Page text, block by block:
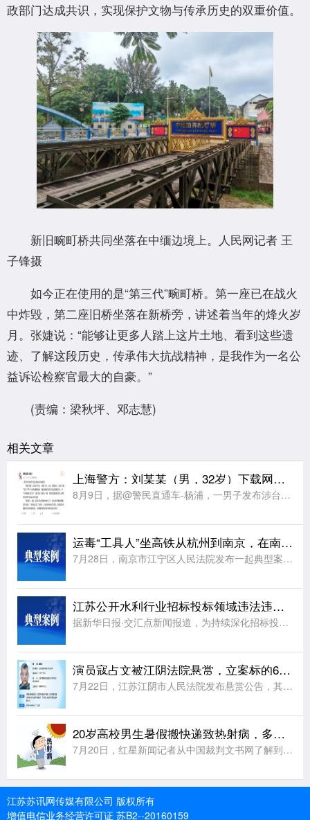
政部门达成共识，实现保护文物与传承历史的双重价值。
新旧畹町桥共同坐落在中缅边境上。人民网记者 王
子锋摄
如今正在使用的是“第三代”畹町桥。第一座已在战火
中炸毁，第二座旧桥坐落在新桥旁，讲述着当年的烽火岁
月。张婕说：“能够让更多人踏上这片土地、看到这些遗
迹、了解这段历史，传承伟大抗战精神，是我作为一名公
益诉讼检察官最大的自豪。”
(责编：梁秋坪、邓志慧)
相关文章
上海警方：刘某某（男，32岁）下载网上7月18日的暴雨视频，造谣称“今日杨浦区又发大水”，因虚构事实扰乱公共秩序被行拘
8月9日，据@警民直通车-杨浦，一男子发布涉台风不实信息被处以行政拘留。经警方调查，2026年8月9日，刘某某(男，32岁)为博取关注，从网上下载了他人于7月18日发布的暴雨视频，经重新编辑后发布在自
运毒“工具人”坐高铁从杭州到南京，在南京地铁出口处花坛中“埋毒包”，“无接触式贩毒”被判刑！
7月28日，南京市江宁区人民法院发布一起典型案例：一名男子接受上家指令，坐高铁将含有毒品成分的电子烟弹从杭州运至南京，并藏匿在地铁花神庙站一号出口旁的花坛处。监控录像拍下了他埋藏“毒包”的全过程。监控
江苏公开水利行业招标投标领域违法违规典型案例
据新华日报·交汇点新闻报道，为持续深化招标投标领域突出问题专项整治，严厉打击各类违法违规行为，强化执法震慑、做实以案释法警示教育，切实维护公开、公平、公正和诚实信用的市场交易秩序，持续优化公共资源交易
演员寇占文被江阴法院悬赏，立案标的6945937.07元，曾出演《春光灿烂猪八戒》《逐玉》《镖人》等
7月22日，江苏江阴市人民法院发布悬赏公告，其中，中国内地男演员寇占文赫然在列，执行案号：(2025)苏0281执恢1320号;身份证号：1101***1119;住址:北京市朝阳区将台路乙2号2号楼1
20岁高校男生暑假搬快递致热射病，多脏器功能衰竭
7月20日，红星新闻记者从中国裁判文书网了解到，日前，上海市第二中级人民法院(以下简称上海第二中院)公布的一份判决书显示，一名当时20岁的高校男生田某甲在暑假从事快递装卸工作时，因出现中暑症状被送医救
江苏苏讯网传媒有限公司 版权所有
增值电信业务经营许可证 苏B2--20160159